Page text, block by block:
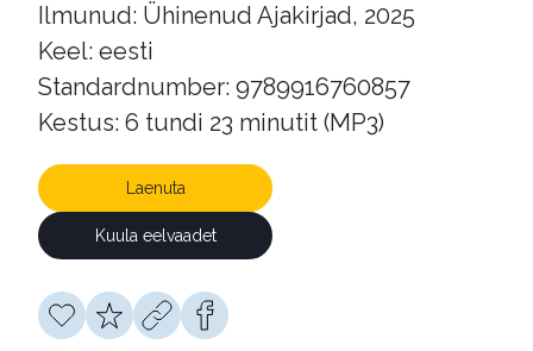
Ilmunud: Ühinenud Ajakirjad, 2025
Keel: eesti
Standardnumber: 9789916760857
Kestus: 6 tundi 23 minutit (MP3)
Laenuta
Kuula eelvaadet